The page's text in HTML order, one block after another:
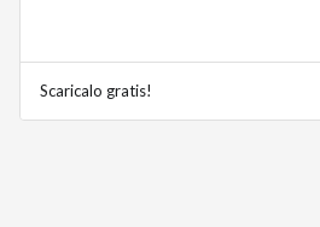
Scaricalo gratis!